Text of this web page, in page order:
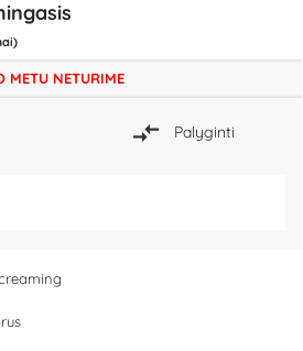
METU NETURIME
Palyginti